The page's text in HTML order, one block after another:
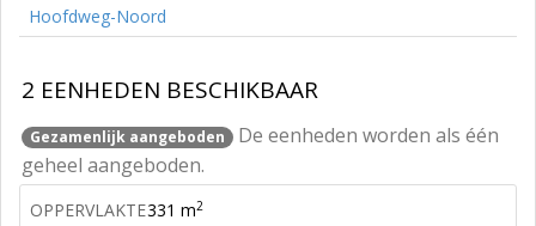
Hoofdweg-Noord
2 EENHEDEN BESCHIKBAAR
Gezamenlijk aangeboden
De eenheden worden als één
geheel aangeboden.
OPPERVLAKTE331 m2